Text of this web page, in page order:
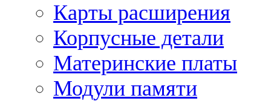
Карты расширения
Корпусные детали
Материнские платы
Модули памяти